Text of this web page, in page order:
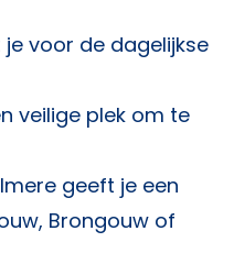
voor de dagelijkse
veilige plek om te
geeft je een
Brongouw of